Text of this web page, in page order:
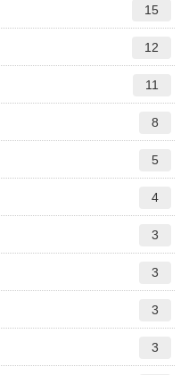
15
12
11
8
5
4
3
3
3
3